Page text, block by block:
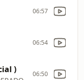
06:57
06:54
) 06:50